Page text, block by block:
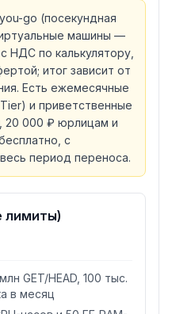
go (посекундная
машины —
НДС по калькулятору,
итог зависит от
Есть ежемесячные
и приветственные
20 000 ₽ юрлицам и
с
период переноса.
лимиты)
GET/HEAD, 100 тыс.
в месяц